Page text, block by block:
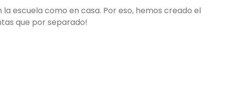
escuela como en casa. Por eso, hemos creado el
que por separado!